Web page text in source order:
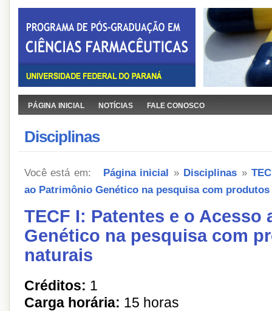
PÁGINA INICIAL NOTÍCIAS FALE CONOSCO
Disciplinas
Você está em: Página inicial » Disciplinas »
ao Patrimônio Genético na pesquisa com
TECF I: Patentes e o Acesso
Genético na pesquisa com
naturais
Créditos: 1
Carga horária: 15 horas